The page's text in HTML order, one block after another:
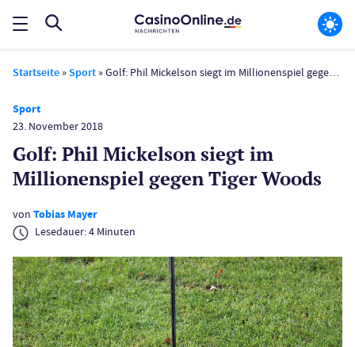
Startseite »Sport »Golf: Phil Mickelson siegt im Millionenspiel gegen Tiger Woods
Sport
23. November 2018
Golf: Phil Mickelson siegt im
Millionenspiel gegen Tiger Woods
von Tobias Mayer
Lesedauer:4 Minuten